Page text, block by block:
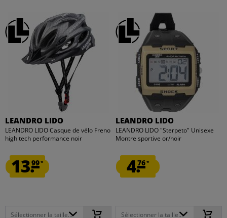
LEANDRO LIDO
LEANDRO LIDO Casque de vélo Freno
high tech performance noir
13.99*
Sélectionner la taille...
LEANDRO LIDO
LEANDRO LIDO "Sterpeto" Unisexe
Montre sportive or/noir
4.76*
Sélectionner la taille...